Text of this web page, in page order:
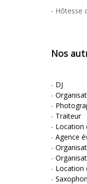
- Hôtesse
Nos
- DJ
-
-
- Traiteur
- Location
- Agence
-
-
- Location
-